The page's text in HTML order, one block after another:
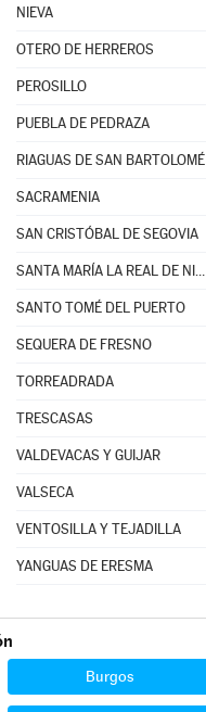
NIEVA
OTERO DE HERREROS
PEROSILLO
PUEBLA DE PEDRAZA
RIAGUAS DE SAN BARTOLOMÉ
SACRAMENIA
SAN CRISTÓBAL DE SEGOVIA
SANTA MARÍA LA REAL DE NIEVA
SANTO TOMÉ DEL PUERTO
SEQUERA DE FRESNO
TORREADRADA
TRESCASAS
VALDEVACAS Y GUIJAR
VALSECA
VENTOSILLA Y TEJADILLA
YANGUAS DE ERESMA
Burgos